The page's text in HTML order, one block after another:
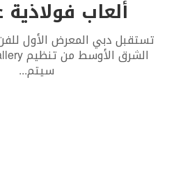
ألعاب
تستقبل دبي المعرض الأول
سيتم...